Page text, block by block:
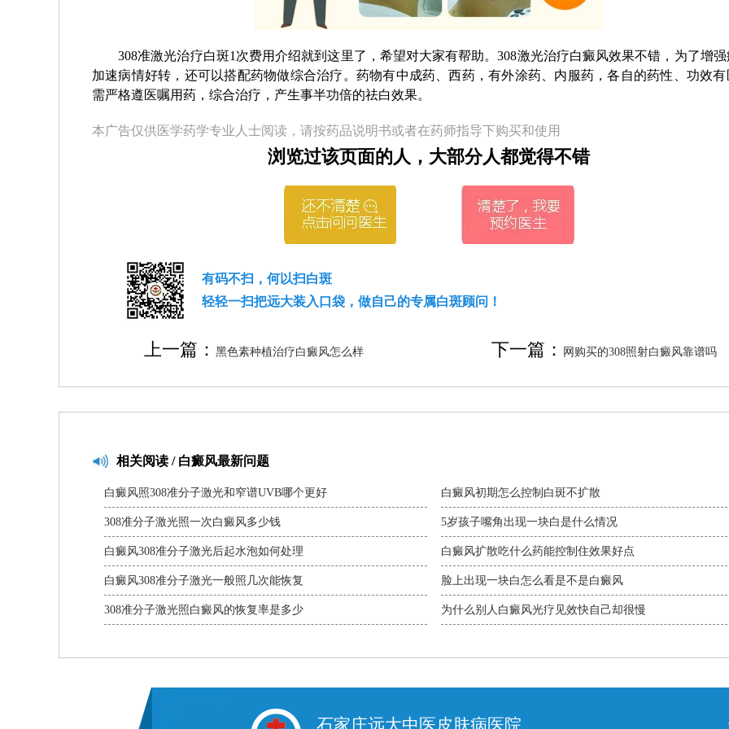
308准激光治疗白斑1次费用介绍就到这里了，希望对大家有帮助。308激光治疗白癜风效果不错，为了增强
加速病情好转，还可以搭配药物做综合治疗。药物有中成药、西药，有外涂药、内服药，各自的药性、功效有
需严格遵医嘱用药，综合治疗，产生事半功倍的祛白效果。
本广告仅供医学药学专业人士阅读，请按药品说明书或者在药师指导下购买和使用
浏览过该页面的人，大部分人都觉得不错
有码不扫，何以扫白斑
轻轻一扫把远大装入口袋，做自己的专属白斑顾问！
上一篇： 黑色素种植治疗白癜风怎么样 下一篇： 网购买的308照射白癜风靠谱吗
相关阅读 / 白癜风最新问题
白癜风照308准分子激光和窄谱UVB哪个更好
308准分子激光照一次白癜风多少钱
白癜风308准分子激光后起水泡如何处理
白癜风308准分子激光一般照几次能恢复
308准分子激光照白癜风的恢复率是多少
白癜风初期怎么控制白斑不扩散
5岁孩子嘴角出现一块白是什么情况
白癜风扩散吃什么药能控制住效果好点
脸上出现一块白怎么看是不是白癜风
为什么别人白癜风光疗见效快自己却很慢